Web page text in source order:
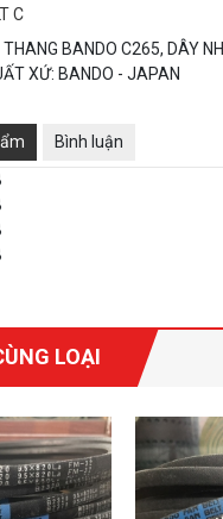
C
THANG BANDO C265, DÂY
XỨ: BANDO - JAPAN
Bình luận
LOẠI